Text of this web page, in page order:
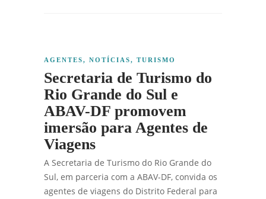
AGENTES, NOTÍCIAS, TURISMO
Secretaria de Turismo do
Rio Grande do Sul e
ABAV-DF promovem
imersão para Agentes de
Viagens
A Secretaria de Turismo do Rio Grande do
Sul, em parceria com a ABAV-DF, convida os
agentes de viagens do Distrito Federal para